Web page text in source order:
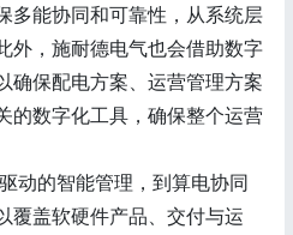
多能协同和可靠性，从系统层
外，施耐德电气也会借助数字
确保配电方案、运营管理方案
的数字化工具，确保整个运营
动的智能管理，到算电协同
覆盖软硬件产品、交付与运